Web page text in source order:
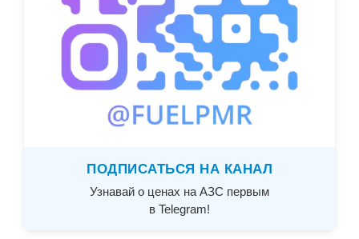
ПОДПИСАТЬСЯ НА КАНАЛ
Узнавай о ценах на АЗС первым
в Telegram!